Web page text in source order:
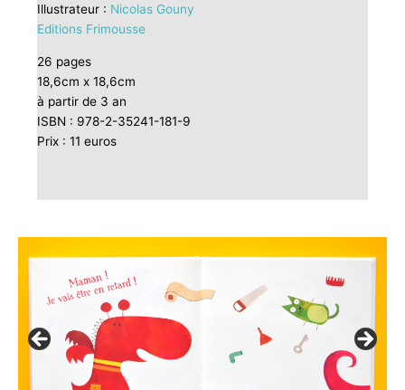
Illustrateur : Nicolas Gouny
Editions Frimousse
26 pages
18,6cm x 18,6cm
à partir de 3 an
ISBN : 978-2-35241-181-9
Prix : 11 euros